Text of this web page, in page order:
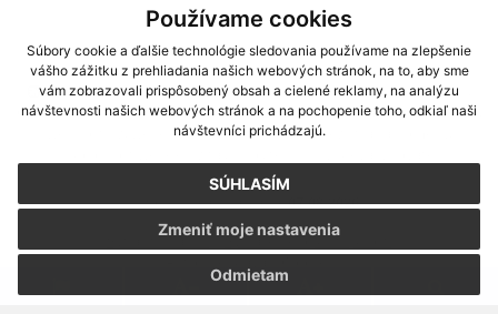
Používame cookies
Súbory cookie a ďalšie technológie sledovania používame na zlepšenie
vášho zážitku z prehliadania našich webových stránok, na to, aby sme
vám zobrazovali prispôsobený obsah a cielené reklamy, na analýzu
návštevnosti našich webových stránok a na pochopenie toho, odkiaľ naši
návštevníci prichádzajú.
SÚHLASÍM
Odmietam
Zmeniť moje nastavenia
využite možnosť získavania aktuálnych informácií s využitím RSS
CMS systém (redakčný) systém ECHELON 2,Mapa stránok,web portál
webex.digital, s.r.o.,domény,registrácia domény
Posledná aktualizácia:07.08.2026
Vytlačiť stránku|Vyhlásenie o prístupnosti